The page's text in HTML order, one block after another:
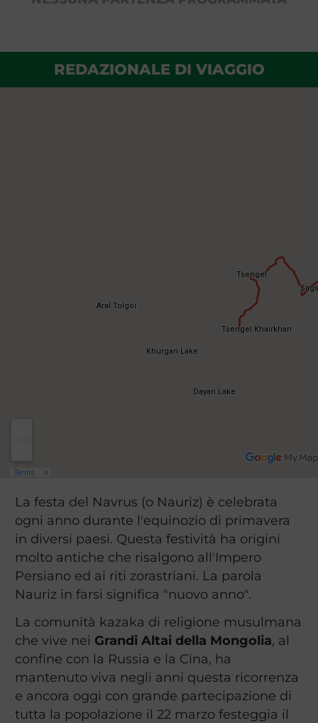
REDAZIONALE DI VIAGGIO
La festa del Navrus (o Nauriz) è celebrata
ogni anno durante l'equinozio di primavera
in diversi paesi. Questa festività ha origini
molto antiche che risalgono all'Impero
Persiano ed ai riti zorastriani. La parola
Nauriz in farsi significa "nuovo anno".
La comunità kazaka di religione musulmana
che vive nei Grandi Altai della Mongolia, al
confine con la Russia e la Cina, ha
mantenuto viva negli anni questa ricorrenza
e ancora oggi con grande partecipazione di
tutta la popolazione il 22 marzo festeggia il